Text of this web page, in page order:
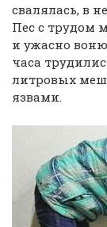
свалялась, в
Пес с трудом
и ужасно
часа
литровых
язвами.